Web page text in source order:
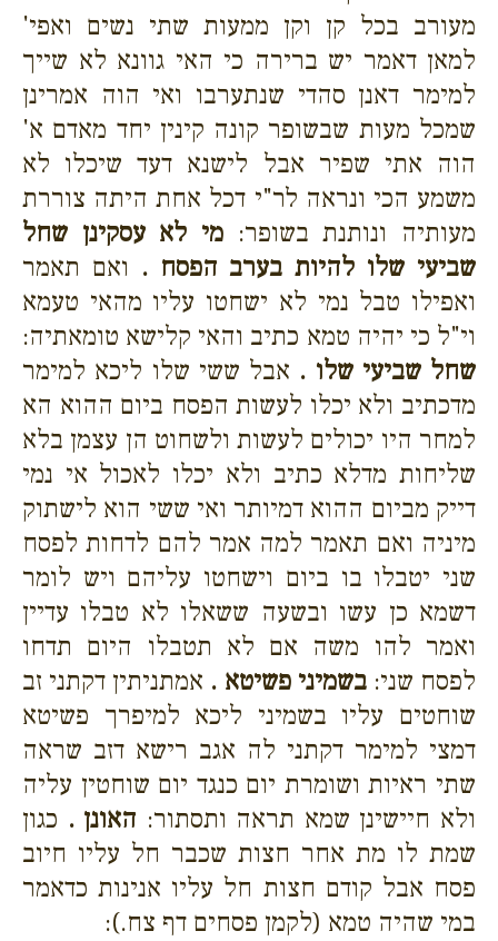
מעורב בכל קן וקן ממעות שתי נשים ואפי'
למאן דאמר יש ברירה כי האי גוונא לא שייך
למימר דאנן סהדי שנתערבו ואי הוה אמרינן
שמכל מעות שבשופר קונה קינין יחד מאדם א'
הוה אתי שפיר אבל לישנא דעד שיכלו לא
משמע הכי ונראה לר"י דכל אחת היתה צוררת
מעותיה ונותנת בשופר: מי לא עסקינן שחל
שביעי שלו להיות בערב הפסח . ואם תאמר
ואפילו טבל נמי לא ישחטו עליו מהאי טעמא
וי"ל כי יהיה טמא כתיב והאי קלישא טומאתיה:
שחל שביעי שלו . אבל ששי שלו ליכא למימר
מדכתיב ולא יכלו לעשות הפסח ביום ההוא הא
למחר היו יכולים לעשות ולשחוט הן עצמן בלא
שליחות מדלא כתיב ולא יכלו לאכול אי נמי
דייק מביום ההוא דמיותר ואי ששי הוא לישתוק
מיניה ואם תאמר למה אמר להם לדחות לפסח
שני יטבלו בו ביום וישחטו עליהם ויש לומר
דשמא כן עשו ובשעה ששאלו לא טבלו עדיין
ואמר להו משה אם לא תטבלו היום תדחו
לפסח שני:בשמיני פשיטא . אמתניתין דקתני זב
שוחטים עליו בשמיני ליכא למיפרך פשיטא
דמצי למימר דקתני לה אגב רישא דזב שראה
שתי ראיות ושומרת יום כנגד יום שוחטין עליה
ולא חיישינן שמא תראה ותסתור: האונן . כגון
שמת לו מת אחר חצות שכבר חל עליו חיוב
פסח אבל קודם חצות חל עליו אנינות כדאמר
במי שהיה טמא (לקמן פסחים דף צח.):